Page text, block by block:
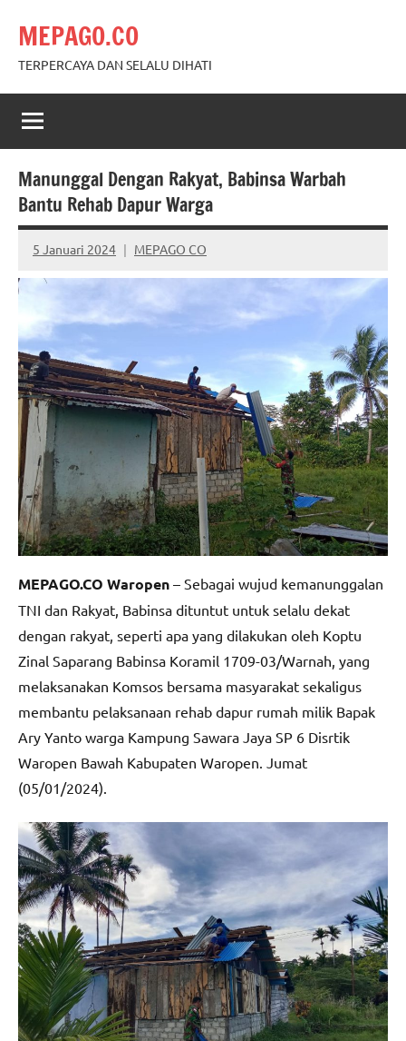
content
MEPAGO.CO
TERPERCAYA DAN SELALU DIHATI
Manunggal Dengan Rakyat, Babinsa Warbah
Bantu Rehab Dapur Warga
5 Januari 2024 MEPAGO CO
No
comments
MEPAGO.CO Waropen – Sebagai wujud kemanunggalan
TNI dan Rakyat, Babinsa dituntut untuk selalu dekat
dengan rakyat, seperti apa yang dilakukan oleh Koptu
Zinal Saparang Babinsa Koramil 1709-03/Warnah, yang
melaksanakan Komsos bersama masyarakat sekaligus
membantu pelaksanaan rehab dapur rumah milik Bapak
Ary Yanto warga Kampung Sawara Jaya SP 6 Disrtik
Waropen Bawah Kabupaten Waropen. Jumat
(05/01/2024).